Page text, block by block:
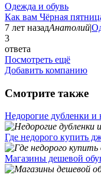
Одежда и обувь
Как вам Чёрная
7 лет назадАнатолий|
3
ответа
Посмотреть ещё
Добавить компанию
Смотрите также
Недорогие дубленки
Где недорого купить
Магазины дешевой